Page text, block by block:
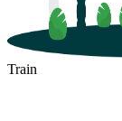
Train